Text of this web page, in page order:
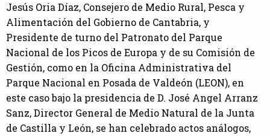
Jesús Oria Díaz, Consejero de Medio Rural, Pesca y
Alimentación del Gobierno de Cantabria, y
Presidente de turno del Patronato del Parque
Nacional de los Picos de Europa y de su Comisión de
Gestión, como en la Oficina Administrativa del
Parque Nacional en Posada de Valdeón (LEON), en
este caso bajo la presidencia de D. José Angel Arranz
Sanz, Director General de Medio Natural de la Junta
de Castilla y León, se han celebrado actos análogos,